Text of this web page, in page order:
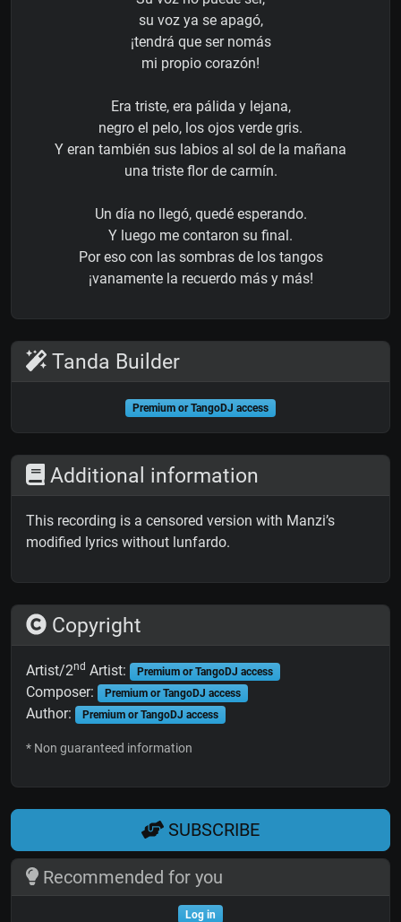
su voz ya se apagó,
¡tendrá que ser nomás
mi propio corazón!
Era triste, era pálida y lejana,
negro el pelo, los ojos verde gris.
Y eran también sus labios al sol de la mañana
una triste flor de carmín.
Un día no llegó, quedé esperando.
Y luego me contaron su final.
Por eso con las sombras de los tangos
¡vanamente la recuerdo más y más!
Tanda Builder
Premium or TangoDJ access
Additional information
This recording is a censored version with Manzi’s
modified lyrics without lunfardo.
Copyright
Artist/2nd Artist: Premium or TangoDJ access
Composer: Premium or TangoDJ access
Author: Premium or TangoDJ access
* Non guaranteed information
SUBSCRIBE
Recommended for you
Log in